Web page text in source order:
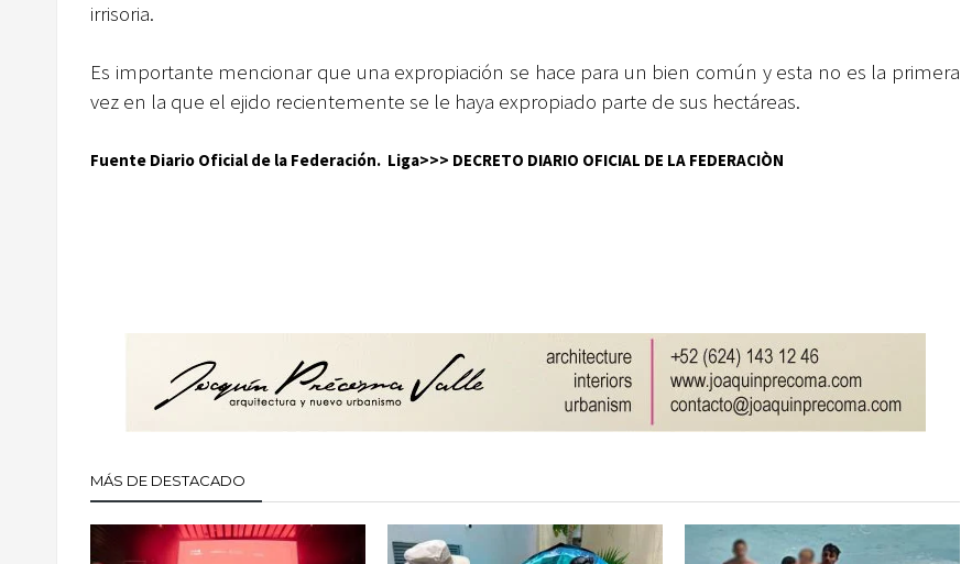
irrisoria.
Es importante mencionar que una expropiación se hace para un bien común y esta no es la primera
vez en la que el ejido recientemente se le haya expropiado parte de sus hectáreas.
Fuente Diario Oficial de la Federación. Liga>>> DECRETO DIARIO OFICIAL DE LA FEDERACIÒN
MÁS DE DESTACADO